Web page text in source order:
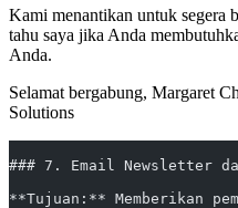
Kami menantikan untuk segera
tahu saya jika Anda
Anda.
Selamat bergabung, Margaret
Solutions
### 7. Email Newsletter
**Tujuan:** Memberikan